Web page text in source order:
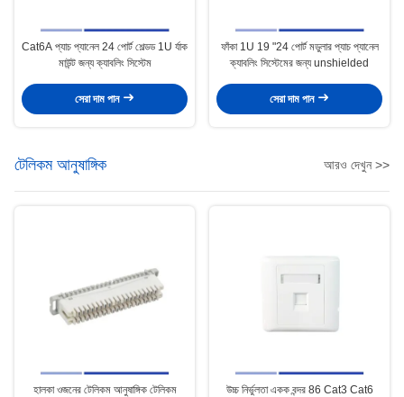
Cat6A প্যাচ প্যানেল 24 পোর্ট শেল্ডড 1U র্যাক
মাউন্ট জন্য ক্যাবলিং সিস্টেম
সেরা দাম পান
ফাঁকা 1U 19 "24 পোর্ট মডুলার প্যাচ প্যানেল
ক্যাবলিং সিস্টেমের জন্য unshielded
সেরা দাম পান
টেলিকম আনুষাঙ্গিক আরও দেখুন >>
হালকা ওজনের টেলিকম আনুষাঙ্গিক টেলিকম
উচ্চ নির্ভুলতা একক বন্দর 86 Cat3 Cat6